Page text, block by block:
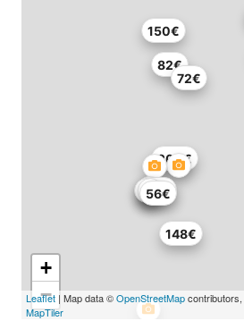
148€
67€
56€
200€
150€
82€
72€
+
−
Leaflet | Map data ©OpenStreetMapcontributors,
MapTiler